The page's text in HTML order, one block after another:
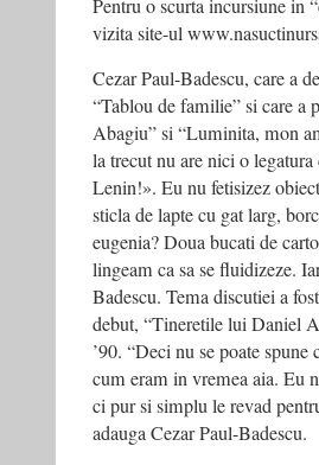
Pentru o scurta incursiune in
vizita site-ul
Cezar Paul-Badescu, care a
“Tablou de familie” si care
Abagiu” si “Luminita, mon
la trecut nu are nici o
Lenin!». Eu nu fetisizez
sticla de lapte cu gat larg,
eugenia? Doua bucati de
lingeam ca sa se fluidizeze.
Badescu. Tema discutiei a
debut, “Tineretile lui Daniel
’90. “Deci nu se poate
cum eram in vremea aia. Eu
ci pur si simplu le revad
adauga Cezar Paul-Badescu.